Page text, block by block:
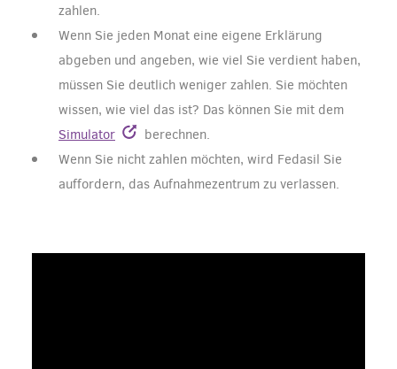
zahlen.
Wenn Sie jeden Monat eine eigene Erklärung
abgeben und angeben, wie viel Sie verdient haben,
müssen Sie deutlich weniger zahlen. Sie möchten
wissen, wie viel das ist? Das können Sie mit dem
Simulator
berechnen.
Wenn Sie nicht zahlen möchten, wird Fedasil Sie
auffordern, das Aufnahmezentrum zu verlassen.